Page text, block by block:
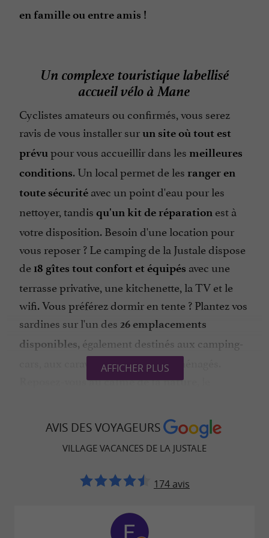
Télévision : oui
en famille ou entre amis !
Un complexe touristique labellisé
accueil vélo à Mane
Cyclistes amateurs ou confirmés, vous serez
ravis de vous installer surun site où tout est
prévupour vous accueillir dans les meilleures
conditions. Un local permet de les ranger en
toute sécurité avec un point d'eau pour les
nettoyer, tandis qu'un kit de réparation est à
votre disposition. Besoin d'une location pour
vous reposer ? Le camping de la Justale dispose
de 18 gîtes tout confort et équipés avec une
terrasse privative, une kitchenette, la TV et le
wifi. Vous préférez dormir en tente ? Plantez vos
sardines sur l'un des 26 emplacements
disponibles, également destinés aux camping-
cars, aux caravanes et aux vans aménagés.
Reposez-vous au calme de la nature
hectareset entouré de verdure pour
un séjour
. Après une nuit
parcours cyclable de la Garonne
facilement accessibles au départ du camping.
AFFICHER PLUS
AVIS DES VOYAGEURS
VILLAGE VACANCES DE LA JUSTALE
174 avis